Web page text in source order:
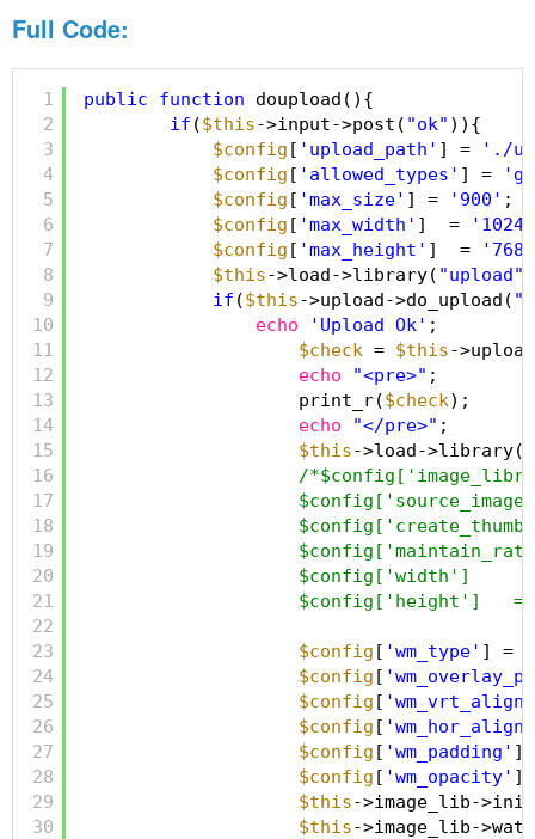
Full Code:
1
2
3
4
5
6
7
8
9
10
11
12
13
14
15
16
17
18
19
20
21
22
23
24
25
26
27
28
29
30
public function
doupload(){
if ($this->input->post( "ok" )){
$config [ 'upload_path' ] =
'./
$config [ 'allowed_types' ] =
$config [ 'max_size' ] = '900' ;
$config [ 'max_width' ]  =
'1024'
$config [ 'max_height' ]  =
'768'
$this->load->library( "upload"
if ($this->upload->do_upload(
echo
'Upload Ok' ;
$check = $this-
echo
"<pre>" ;
print_r($check);
echo
"</pre>" ;
$this->load->library(
/
$config['width']
$config['height']   =
$config [ 'wm_type' ] =
$config [
$config [
$config [
$config [ 'wm_padding' ]
$config [ 'wm_opacity' ]
$this->image_lib-
$this->image_lib-